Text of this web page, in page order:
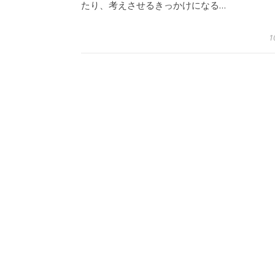
たり、考えさせるきっかけになる…